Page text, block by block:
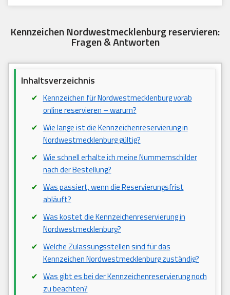
Kennzeichen Nordwestmecklenburg reservieren:
Fragen & Antworten
Inhaltsverzeichnis
Kennzeichen für Nordwestmecklenburg vorab
online reservieren – warum?
Wie lange ist die Kennzeichenreservierung in
Nordwestmecklenburg gültig?
Wie schnell erhalte ich meine Nummernschilder
nach der Bestellung?
Was passiert, wenn die Reservierungsfrist
abläuft?
Was kostet die Kennzeichenreservierung in
Nordwestmecklenburg?
Welche Zulassungsstellen sind für das
Kennzeichen Nordwestmecklenburg zuständig?
Was gibt es bei der Kennzeichenreservierung noch
zu beachten?